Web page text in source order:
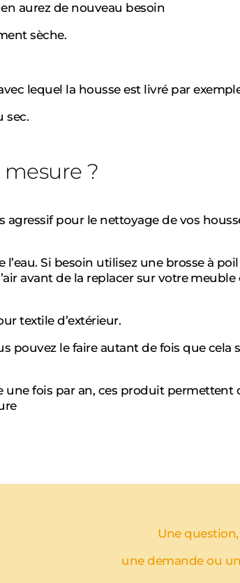
aurez de nouveau besoin
sèche.
lequel la housse est livré par
sec.
?
pour le nettoyage de vos
Si besoin utilisez une brosse à
avant de la replacer sur votre meuble
textile d’extérieur.
pouvez le faire autant de fois que cela
une fois par an, ces produit permettent
Une question,
une demande ou